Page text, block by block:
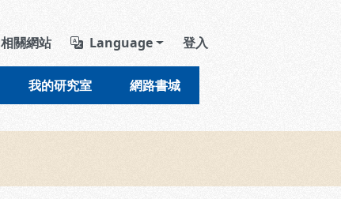
相關網站 Language 登入
我的研究室 網路書城